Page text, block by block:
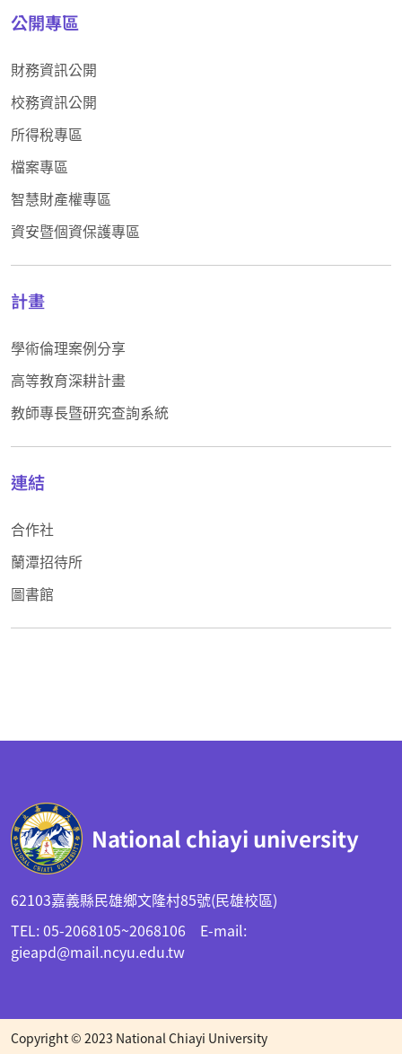
公開專區
財務資訊公開
校務資訊公開
所得稅專區
檔案專區
智慧財產權專區
資安暨個資保護專區
計畫
學術倫理案例分享
高等教育深耕計畫
教師專長暨研究查詢系統
連結
合作社
蘭潭招待所
圖書館
National chiayi university
62103嘉義縣民雄鄉文隆村85號(民雄校區)
TEL: 05-2068105~2068106 E-mail:
gieapd@mail.ncyu.edu.tw
Copyright © 2023 National Chiayi University